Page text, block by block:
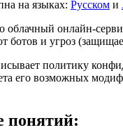
на языках: Русском и
облачный онлайн-
ботов и угроз
политику
его возможных
понятий: